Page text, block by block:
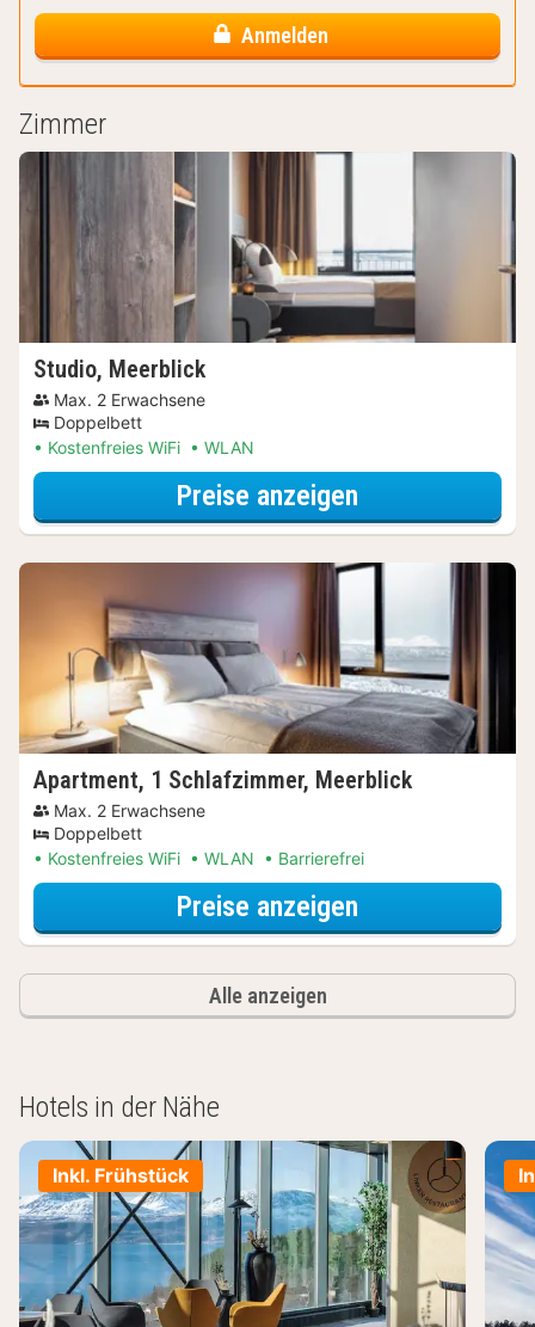
Anmelden
Zimmer
Studio, Meerblick
Max. 2 Erwachsene
Doppelbett
Kostenfreies WiFi
WLAN
Preise anzeigen
Apartment, 1 Schlafzimmer, Meerblick
Max. 2 Erwachsene
Doppelbett
Kostenfreies WiFi
WLAN Barrierefrei
Preise anzeigen
Alle anzeigen
Hotels in der Nähe
Inkl. Frühstück